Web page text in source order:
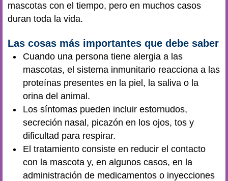
mascotas con el tiempo, pero en muchos casos
duran toda la vida.
Las cosas más importantes que debe saber
Cuando una persona tiene alergia a las
mascotas, el sistema inmunitario reacciona a las
proteínas presentes en la piel, la saliva o la
orina del animal.
Los síntomas pueden incluir estornudos,
secreción nasal, picazón en los ojos, tos y
dificultad para respirar.
El tratamiento consiste en reducir el contacto
con la mascota y, en algunos casos, en la
administración de medicamentos o inyecciones